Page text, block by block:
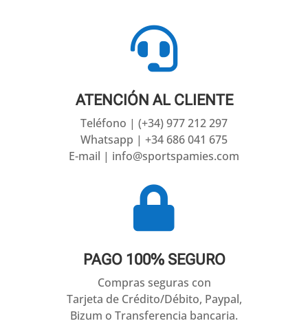

ATENCIÓN AL CLIENTE
Teléfono | (+34) 977 212 297
Whatsapp | +34 686 041 675
E-mail | info@sportspamies.com

PAGO 100% SEGURO
Compras seguras con
Tarjeta de Crédito/Débito, Paypal,
Bizum o Transferencia bancaria.